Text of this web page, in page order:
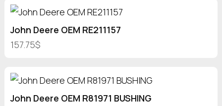
John Deere OEM RE211157
157.75$
John Deere OEM R81971 BUSHING